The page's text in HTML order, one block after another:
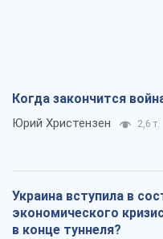
Когда закончится
Юрий Христензен 2,6 т.
Украина вступила в
экономического
в конце туннеля?